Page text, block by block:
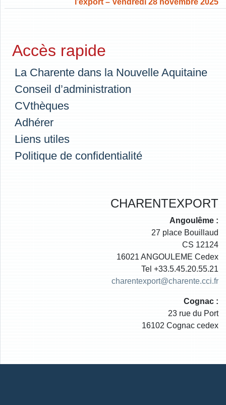
l’export – Vendredi 28 novembre 2025
Accès rapide
La Charente dans la Nouvelle Aquitaine
Conseil d’administration
CVthèques
Adhérer
Liens utiles
Politique de confidentialité
CHARENTEXPORT
Angoulême :
27 place Bouillaud
CS 12124
16021 ANGOULEME Cedex
Tel +33.5.45.20.55.21
charentexport@charente.cci.fr
Cognac :
23 rue du Port
16102 Cognac cedex